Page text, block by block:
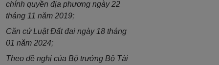
chính quyền địa phương ngày 22
tháng 11 năm 2019;
Căn cứ Luật Đất đai ngày 18 tháng
01 năm 2024;
Theo đề nghị của Bộ trưởng Bộ Tài